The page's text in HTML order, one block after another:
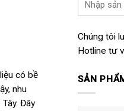
có bề
nhu
Đây
Chúng tôi
Hotline tư
SẢN